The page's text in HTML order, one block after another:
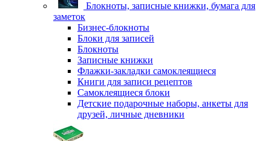
Блокноты, записные книжки, бумага для
заметок
Бизнес-блокноты
Блоки для записей
Блокноты
Записные книжки
Флажки-закладки самоклеящиеся
Книги для записи рецептов
Самоклеящиеся блоки
Детские подарочные наборы, анкеты для
друзей, личные дневники